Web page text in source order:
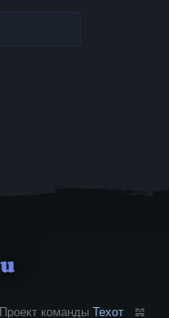
Проект команды Техот 𝌴